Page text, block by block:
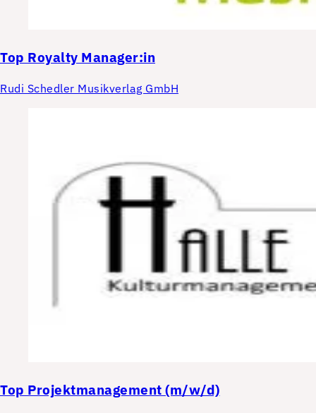
Top Royalty Manager:in
Rudi Schedler Musikverlag GmbH
Top Projektmanagement (m/w/d)